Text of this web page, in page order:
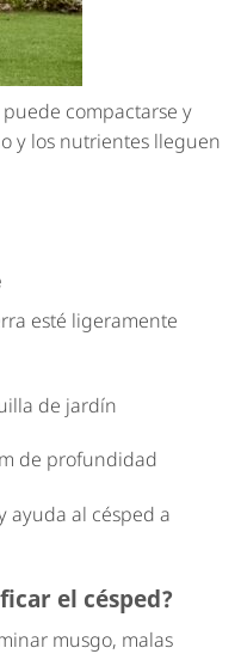
compactarse y
y los nutrientes lleguen
esté ligeramente
de jardín
de profundidad
ayuda al césped a
el césped?
musgo, malas